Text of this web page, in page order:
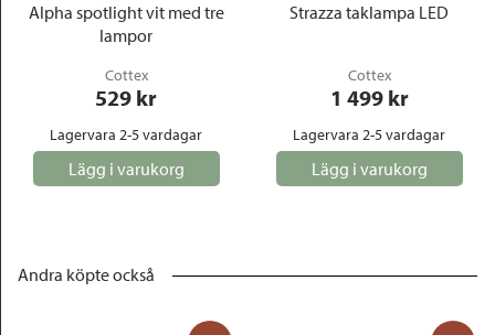
Alpha spotlight vit med tre
lampor
Cottex
529 kr
Lagervara 2-5 vardagar
Lägg i varukorg
Strazza taklampa LED
Cottex
1 499 kr
Lagervara 2-5 vardagar
Lägg i varukorg
Andra köpte också